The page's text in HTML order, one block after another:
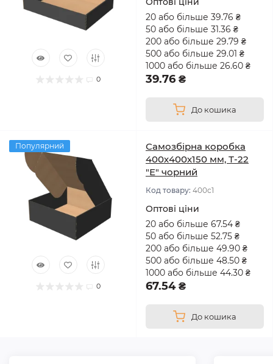
0
20 або більше 39.76 ₴
50 або більше 31.36 ₴
200 або більше 29.79 ₴
500 або більше 29.01 ₴
1000 або більше 26.60 ₴
39.76 ₴
До кошика
Популярний
0
Самозбірна коробка
400х400х150 мм, Т-22
"Е" чорний
Код товару: 400с1
Оптові ціни
20 або більше 67.54 ₴
50 або більше 52.75 ₴
200 або більше 49.90 ₴
500 або більше 48.50 ₴
1000 або більше 44.30 ₴
67.54 ₴
До кошика